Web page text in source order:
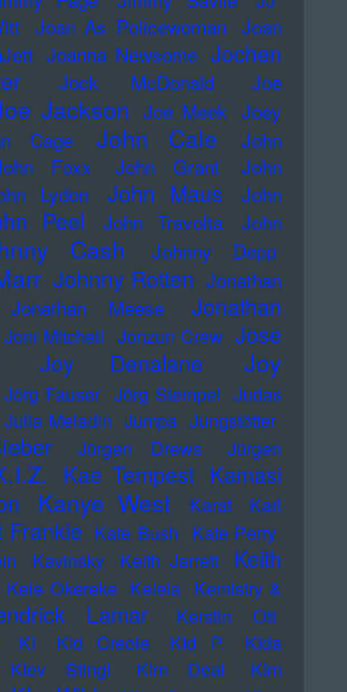
Joan As Policewoman Joan
Joanna Newsome Jochen
Jock McDonald
Joe
Jackson Joe Meek Joey
Cage John Cale
John
Foxx John Grant
John
Lydon John Maus
John
Peel John Travolta
John
Cash Johnny Depp
Johnny Rotten Jonathan
Jonathan Meese
Jonathan
Joni Mitchell Jonzun Crew Jose
Joy Denalane
Joy
Jörg Fauser Jörg Stempel Judas
Julia Meladin Jumpa Jungstötter
Jürgen Drews
Jürgen
Kae Tempest Kamasi
Kanye West Karat
Karl
Frankie Kate Bush Kate Perry
Kavinsky Keith Jarrett
Keith
Kele Okereke Kelela Kemistry &
Lamar
Kerstin Ott
KI KId Creole KId P.
KIda
KIev Stingl KIm Deal
KIm